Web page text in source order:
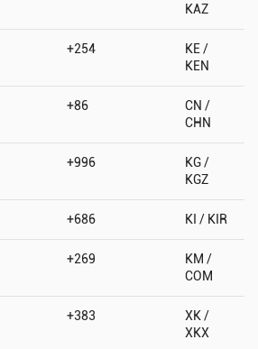
KAZ
+254
KE /
KEN
+86
CN /
CHN
+996
KG /
KGZ
+686 KI / KIR
+269
KM /
COM
+383
XK /
XKX